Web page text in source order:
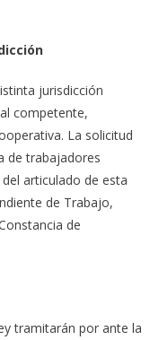
jurisdicción
competente,
La solicitud
de trabajadores
articulado de esta
de Trabajo,
de
tramitarán por ante la